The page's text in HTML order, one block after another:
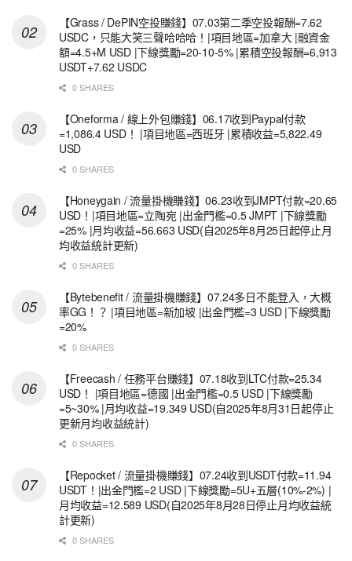
【Grass / DePIN空投賺錢】07.03第二季空投報酬=7.62
USDC，只能大笑三聲哈哈哈！|項目地區=加拿大 |融資金
額=4.5+M USD |下線獎勵=20-10-5% |累積空投報酬=6,913
USDT+7.62 USDC
0 SHARES
【Oneforma / 線上外包賺錢】06.17收到Paypal付款
=1,086.4 USD！ |項目地區=西班牙 |累積收益=5,822.49
USD
0 SHARES
【Honeygain / 流量掛機賺錢】06.23收到JMPT付款=20.65
USD！|項目地區=立陶宛 |出金門檻=0.5 JMPT |下線獎勵
=25% |月均收益=56.663 USD(自2025年8月25日起停止月
均收益統計更新)
0 SHARES
【Bytebenefit / 流量掛機賺錢】07.24多日不能登入，大概
率GG！？ |項目地區=新加坡 |出金門檻=3 USD |下線獎勵
=20%
0 SHARES
【Freecash / 任務平台賺錢】07.18收到LTC付款=25.34
USD！ |項目地區=德國 |出金門檻=0.5 USD |下線獎勵
=5~30% |月均收益=19.349 USD(自2025年8月31日起停止
更新月均收益統計)
0 SHARES
【Repocket / 流量掛機賺錢】07.24收到USDT付款=11.94
USDT！|出金門檻=2 USD |下線獎勵=5U+五層(10%-2%) |
月均收益=12.589 USD(自2025年8月28日停止月均收益統
計更新)
0 SHARES